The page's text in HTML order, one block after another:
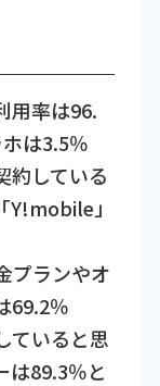
率は96.
は3.5％
している
」
ランやオ
69.2％
いると思
は89.3％と